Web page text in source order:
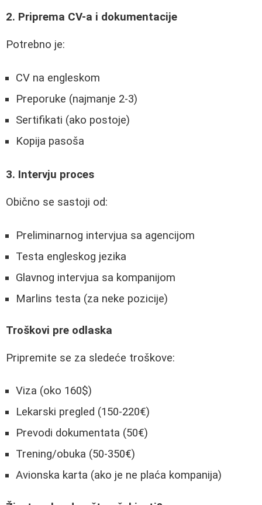
2. Priprema CV-a i dokumentacije
Potrebno je:
CV na engleskom
Preporuke (najmanje 2-3)
Sertifikati (ako postoje)
Kopija pasoša
3. Intervju proces
Obično se sastoji od:
Preliminarnog intervjua sa agencijom
Testa engleskog jezika
Glavnog intervjua sa kompanijom
Marlins testa (za neke pozicije)
Troškovi pre odlaska
Pripremite se za sledeće troškove:
Viza (oko 160$)
Lekarski pregled (150-220€)
Prevodi dokumentata (50€)
Trening/obuka (50-350€)
Avionska karta (ako je ne plaća kompanija)